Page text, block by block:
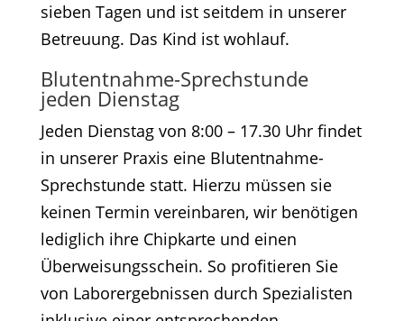
sieben Tagen und ist seitdem in unserer
Betreuung. Das Kind ist wohlauf.
Blutentnahme-Sprechstunde
jeden Dienstag
Jeden Dienstag von 8:00 – 17.30 Uhr findet
in unserer Praxis eine Blutentnahme-
Sprechstunde statt. Hierzu müssen sie
keinen Termin vereinbaren, wir benötigen
lediglich ihre Chipkarte und einen
Überweisungsschein. So profitieren Sie
von Laborergebnissen durch Spezialisten